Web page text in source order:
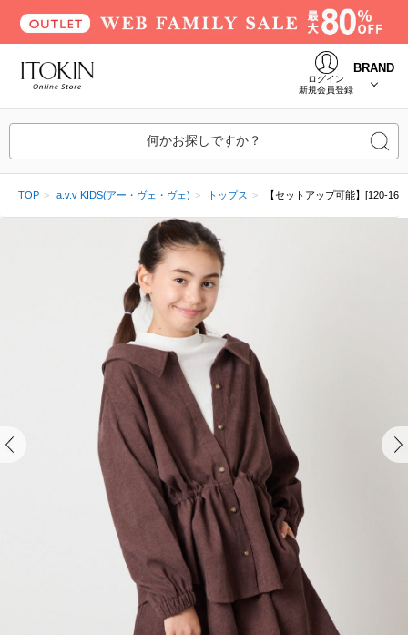
ログイン
新規会員登録
BRAND
何かお探しですか？
TOP a.v.v KIDS(アー・ヴェ・ヴェ) トップス 【セットアップ可能】[120-